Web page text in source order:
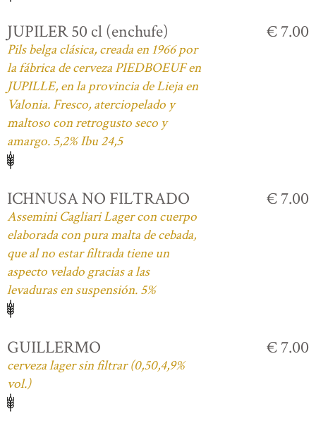
JUPILER 50 cl (enchufe)
Pils belga clásica, creada en 1966 por
la fábrica de cerveza PIEDBOEUF en
JUPILLE, en la provincia de Lieja en
Valonia. Fresco, aterciopelado y
maltoso con retrogusto seco y
amargo. 5,2% Ibu 24,5
€ 7.00
ICHNUSA NO FILTRADO
Assemini Cagliari Lager con cuerpo
elaborada con pura malta de cebada,
que al no estar filtrada tiene un
aspecto velado gracias a las
levaduras en suspensión. 5%
€ 7.00
GUILLERMO
cerveza lager sin filtrar (0,50,4,9%
vol.)
€ 7.00